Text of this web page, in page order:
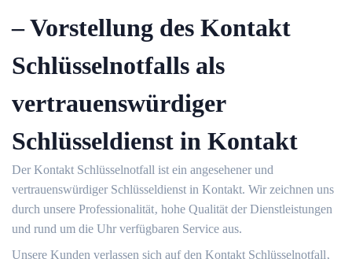
– Vorstellung des Kontakt
Schlüsselnotfalls als
vertrauenswürdiger
Schlüsseldienst in Kontakt
Der Kontakt Schlüsselnotfall ist ein angesehener und
vertrauenswürdiger Schlüsseldienst in Kontakt.​ Wir zeichnen uns
durch unsere Professionalität‚ hohe Qualität der Dienstleistungen
und rund um die Uhr verfügbaren Service aus.​
Unsere Kunden verlassen sich auf den Kontakt Schlüsselnotfall‚